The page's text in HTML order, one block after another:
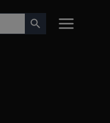
Botón de búsqueda